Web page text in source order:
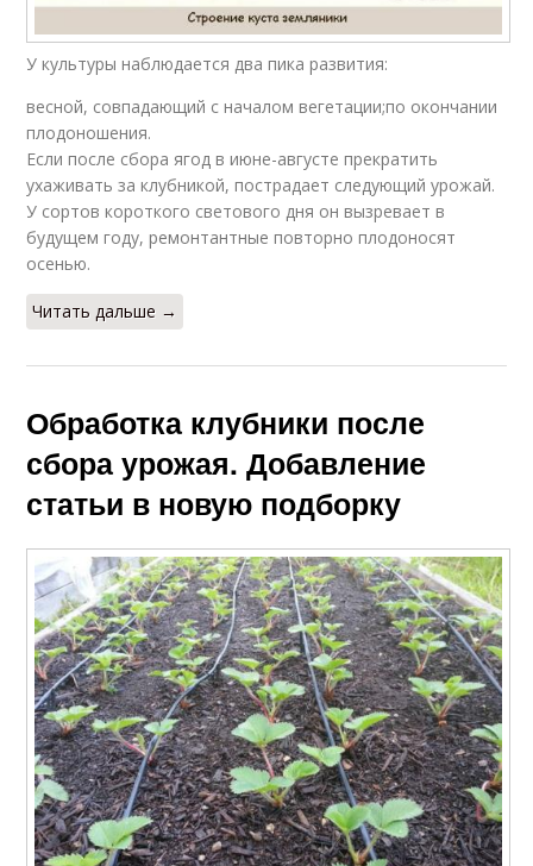
У культуры наблюдается два пика развития:
весной, совпадающий с началом вегетации;по окончании
плодоношения.
Если после сбора ягод в июне-августе прекратить
ухаживать за клубникой, пострадает следующий урожай.
У сортов короткого светового дня он вызревает в
будущем году, ремонтантные повторно плодоносят
осенью.
Читать дальше →
Обработка клубники после
сбора урожая. Добавление
статьи в новую подборку